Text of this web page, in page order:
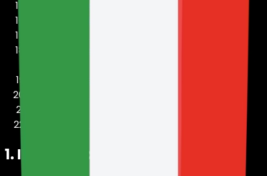
15. Sicurezza delle informazioni
18. Backup, disaster recovery ed eliminazione
19. Servizi di terzi collegati o integrati
1. Introduzione